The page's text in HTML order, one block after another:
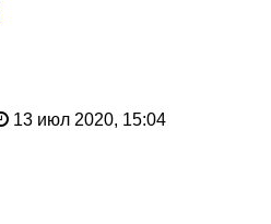
13 июл 2020, 15:04